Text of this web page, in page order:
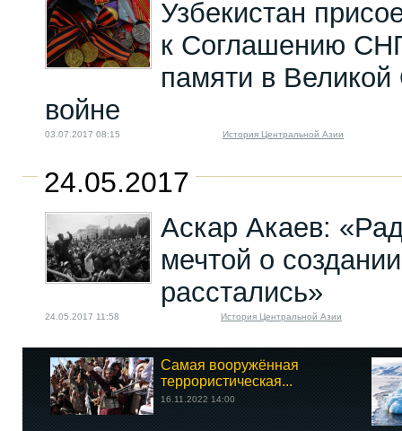
Узбекистан
к Соглашению
памяти в Великой
войне
03.07.2017 08:15 История Центральной Азии
24.05.2017
Аскар Акаев:
мечтой о
расстались»
24.05.2017 11:58 История Центральной Азии
Самая вооружённая
террористическая...
16.11.2022 14:00